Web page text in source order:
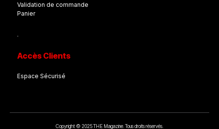
Validation de commande
Panier
.
Accès Clients
Espace Sécurisé
Copyright © 2025 THE Magazine. Tous droits réservés.